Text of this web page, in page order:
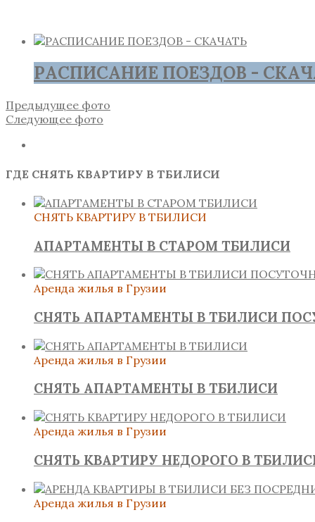
РАСПИСАНИЕ ПОЕЗДОВ -
Предыдущее фото
Следующее фото
ГДЕ СНЯТЬ КВАРТИРУ В ТБИЛИСИ
СНЯТЬ КВАРТИРУ В ТБИЛИСИ
АПАРТАМЕНТЫ В СТАРОМ ТБИЛИСИ
Аренда жилья в Грузии
СНЯТЬ АПАРТАМЕНТЫ В ТБИЛИСИ
Аренда жилья в Грузии
СНЯТЬ АПАРТАМЕНТЫ В ТБИЛИСИ
Аренда жилья в Грузии
СНЯТЬ КВАРТИРУ НЕДОРОГО В
Аренда жилья в Грузии